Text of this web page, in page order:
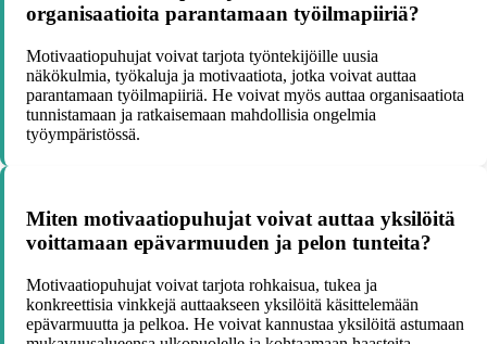
organisaatioita parantamaan työilmapiiriä?
Motivaatiopuhujat voivat tarjota työntekijöille uusia
näkökulmia, työkaluja ja motivaatiota, jotka voivat auttaa
parantamaan työilmapiiriä. He voivat myös auttaa organisaatiota
tunnistamaan ja ratkaisemaan mahdollisia ongelmia
työympäristössä.
Miten motivaatiopuhujat voivat auttaa yksilöitä
voittamaan epävarmuuden ja pelon tunteita?
Motivaatiopuhujat voivat tarjota rohkaisua, tukea ja
konkreettisia vinkkejä auttaakseen yksilöitä käsittelemään
epävarmuutta ja pelkoa. He voivat kannustaa yksilöitä astumaan